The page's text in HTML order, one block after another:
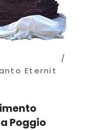
Eternit
Poggio